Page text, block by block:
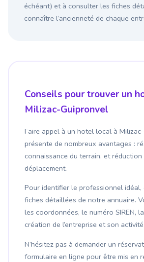
échéant) et à consulter les fiches
connaître l’ancienneté de chaque
Conseils pour trouver un
Milizac-Guipronvel
Faire appel à un hotel local à
présente de nombreux avantages :
connaissance du terrain, et réduction
déplacement.
Pour identifier le professionnel idéal,
fiches détaillées de notre annuaire.
les coordonnées, le numéro SIREN,
création de l’entreprise et son
N’hésitez pas à demander un
formulaire en ligne pour être mis en